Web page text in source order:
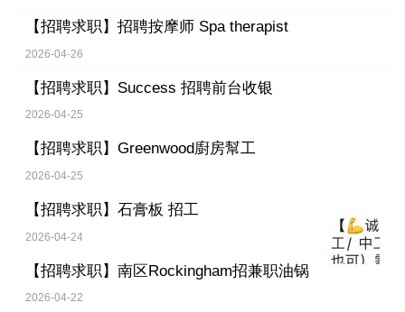
【招聘求职】 招聘按摩师 Spa therapist
2026-04-26
【招聘求职】 Success 招聘前台收银
2026-04-25
【招聘求职】 Greenwood廚房幫工
2026-04-25
【招聘求职】 石膏板 招工
2026-04-24
【招聘求职】 南区Rockingham招兼职油锅
2026-04-22